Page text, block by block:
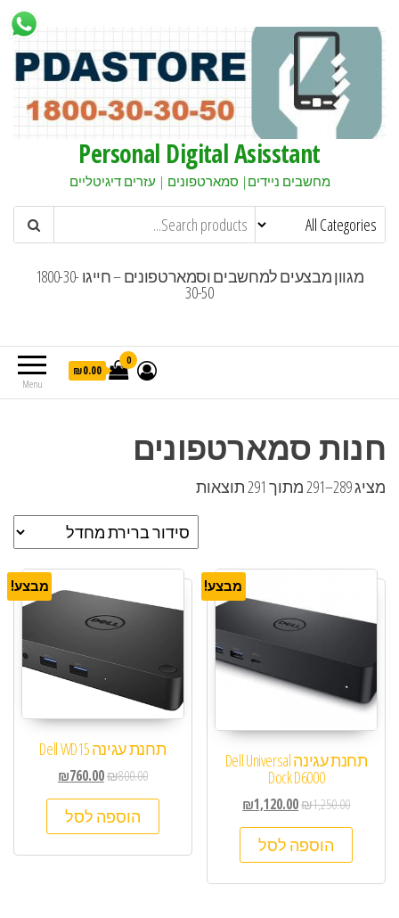
Personal Digital Asisstant
מחשבים ניידים| סמארטפונים | עזרים דיגיטליים
מגוון מבצעים למחשבים וסמארטפונים – חייגו 1800-30-
30-50
Menu
0
₪0.00
חנות סמארטפונים
מציג 289–291 מתוך 291 תוצאות
מבצע!
תחנת עגינה Dell Universal
Dock D6000
₪1,250.00
₪1,120.00
הוספה לסל
מבצע!
תחנת עגינה Dell WD15
₪800.00
₪760.00
הוספה לסל